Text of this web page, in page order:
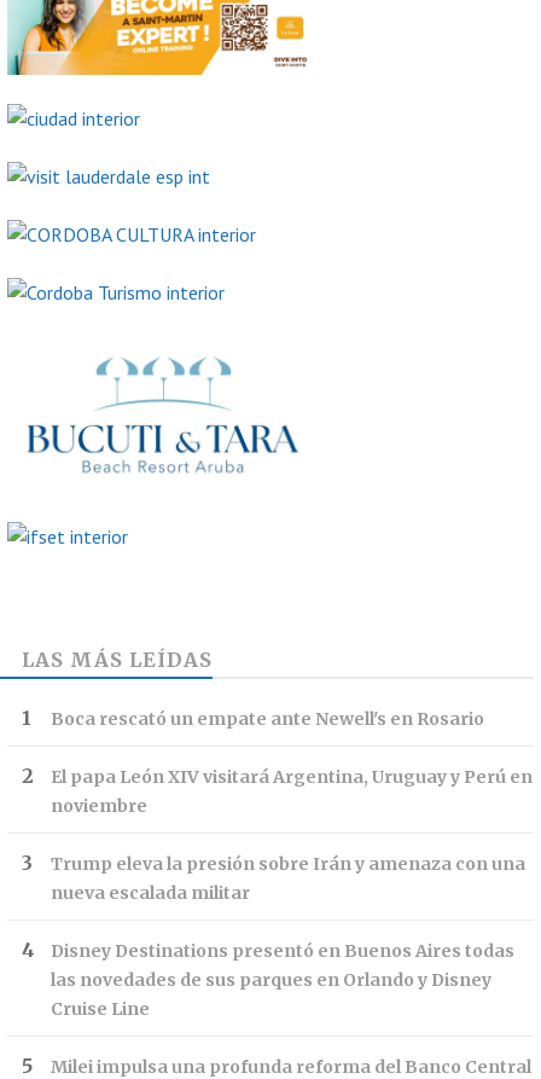
LAS MÁS LEÍDAS
Boca rescató un empate ante Newell's en Rosario
El papa León XIV visitará Argentina, Uruguay y Perú en
noviembre
Trump eleva la presión sobre Irán y amenaza con una
nueva escalada militar
Disney Destinations presentó en Buenos Aires todas
las novedades de sus parques en Orlando y Disney
Cruise Line
Milei impulsa una profunda reforma del Banco Central